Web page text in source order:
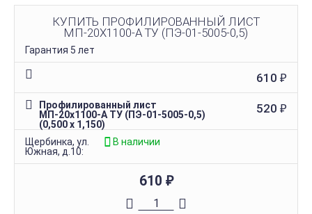
КУПИТЬ ПРОФИЛИРОВАННЫЙ ЛИСТ
МП-20Х1100-A ТУ (ПЭ-01-5005-0,5)
Гарантия 5 лет
610 ₽
Профилированный лист
МП-20х1100-A ТУ (ПЭ-01-5005-0,5)
(0,500 х 1,150)
520 ₽
Щербинка, ул.
Южная, д.10:
В наличии
610 ₽